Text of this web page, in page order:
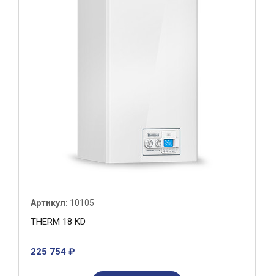
Артикул: 10105
THERM 18 KD
225 754 ₽